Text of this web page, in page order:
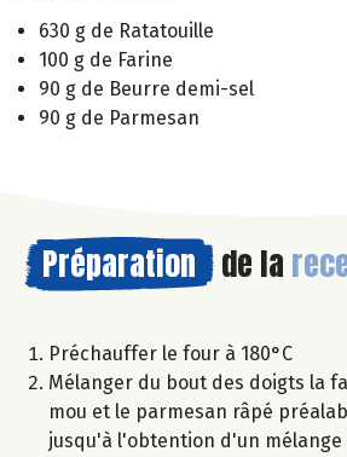
630 g de Ratatouille
100 g de Farine
90 g de Beurre demi-sel
90 g de Parmesan
Préparation de la
Préchauffer le four à 180°C
Mélanger du bout des doigts la
mou et le parmesan râpé
jusqu'à l'obtention d'un mélange